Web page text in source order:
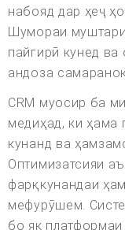
набояд дар ҳеҷ
Шумораи
пайгирӣ кунед
андоза
CRM муосир ба
медиҳад, ки ҳама
кунанд ва
Оптимизатсияи
фарқкунандаи
мефурӯшем.
бо як